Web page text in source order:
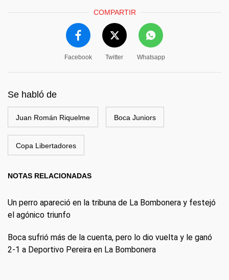
COMPARTIR
Facebook Twitter Whatsapp
Se habló de
Juan Román Riquelme Boca Juniors
Copa Libertadores
NOTAS RELACIONADAS
Un perro apareció en la tribuna de La Bombonera y festejó
el agónico triunfo
Boca sufrió más de la cuenta, pero lo dio vuelta y le ganó
2-1 a Deportivo Pereira en La Bombonera